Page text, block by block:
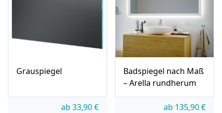
Grauspiegel
ab 33,90€
Badspiegel nach Maß
– Arella rundherum
ab 135,90€